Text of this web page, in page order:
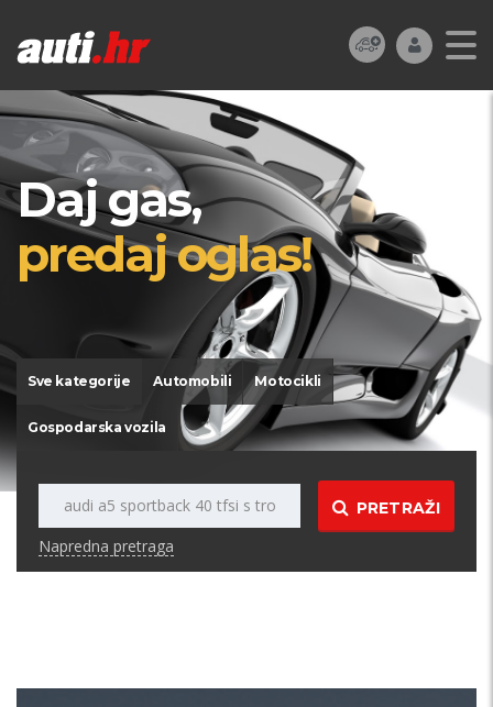
Daj gas,
predaj oglas!
Sve kategorije Automobili Motocikli
Gospodarska vozila
PRETRAŽI
Napredna pretraga